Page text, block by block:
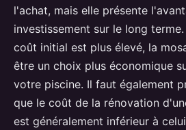
l'achat, mais elle présente
investissement sur le long
coût initial est plus élevé, la
être un choix plus économique
votre piscine. Il faut également
que le coût de la rénovation
est généralement inférieur à